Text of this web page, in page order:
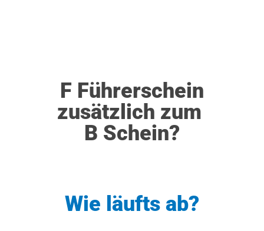
F Führerschein
zusätzlich zum
B Schein?
Wie läufts ab?